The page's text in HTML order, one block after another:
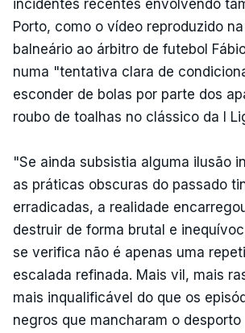
incidentes recentes envolvendo
Porto, como o vídeo reproduzido
balneário ao árbitro de futebol
numa "tentativa clara de
esconder de bolas por parte dos
roubo de toalhas no clássico da I
"Se ainda subsistia alguma ilusão
as práticas obscuras do passado
erradicadas, a realidade
destruir de forma brutal e
se verifica não é apenas uma
escalada refinada. Mais vil, mais
mais inqualificável do que os
negros que mancharam o